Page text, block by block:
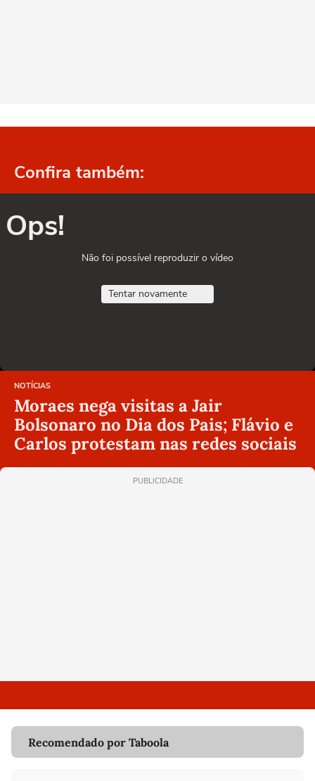
Confira também:
Ops!
Não foi possível reproduzir o vídeo
Tentar novamente
NOTÍCIAS
Moraes nega visitas a Jair
Bolsonaro no Dia dos Pais; Flávio e
Carlos protestam nas redes sociais
PUBLICIDADE
Recomendado por Taboola